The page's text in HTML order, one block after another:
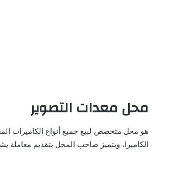
محل معدات التصوير
هو محل متخصص لبيع جميع أنواع الكاميرات
الكاميرا، ويتميز صاحب المحل بتقديم معاملة